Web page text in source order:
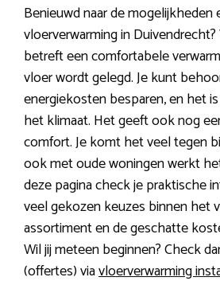
Benieuwd naar de mogelijkheden
vloerverwarming in
betreft een comfortabele
vloer wordt gelegd. Je kunt
energiekosten besparen, en het
het klimaat. Het geeft ook nog
comfort. Je komt het veel tegen
ook met oude woningen werkt
deze pagina check je praktische
veel gekozen keuzes binnen het
assortiment en de geschatte
Wil jij meteen beginnen? Check
(offertes) viavloerverwarming